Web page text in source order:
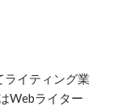
ライティング業
Webライター